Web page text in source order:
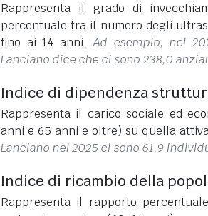
Rappresenta il grado di
percentuale tra il numero degli
fino ai 14 anni.Ad esempio, nel
Lanciano dice che ci sono 238,0
Indice di dipendenza
Rappresenta il carico sociale ed
anni e 65 anni e oltre) su quella
Lanciano nel 2025 ci sono 61,9
Indice di ricambio della
Rappresenta il rapporto